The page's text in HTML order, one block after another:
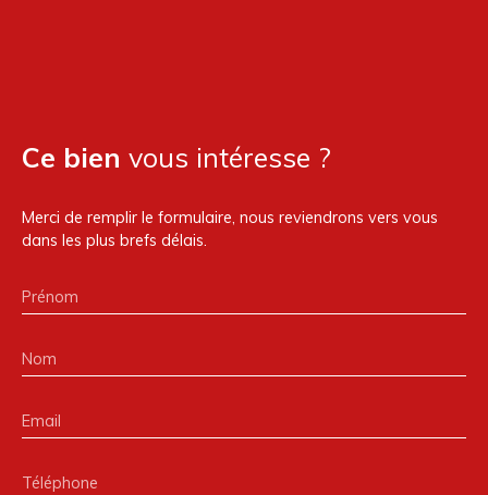
Ce bien vous intéresse ?
Merci de remplir le formulaire, nous reviendrons vers vous
dans les plus brefs délais.
Prénom
Nom
Email
Téléphone